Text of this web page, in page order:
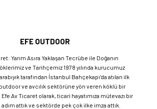
EFE OUTDOOR
Yarım Asıra Yaklaşan Tecrübe ile Doğanın
ve Tarihçemiz 1978 yılında kurucumuz
tarafından İstanbul Bahçekapı’da atılan ilk
ve avcılık sektörüne yön veren köklü bir
Av Ticaret olarak, ticari hayatımıza mütevazı bir
adım attık ve sektörde pek çok ilke imza attık.